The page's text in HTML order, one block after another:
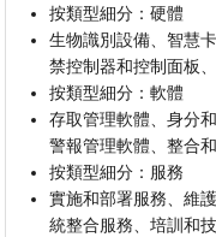
按類型細分：硬體
生物識別設備、智慧
禁控制器和控制面板
按類型細分：軟體
存取管理軟體、身分
警報管理軟體、整合
按類型細分：服務
實施和部署服務、維
統整合服務、培訓和